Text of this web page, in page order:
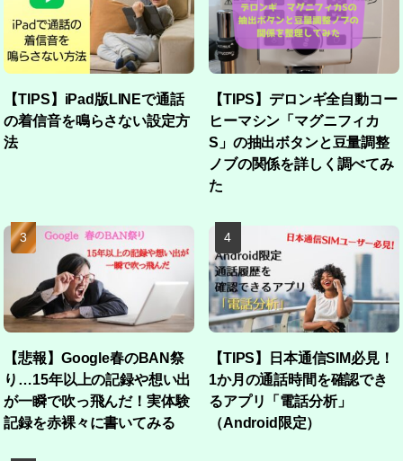
【TIPS】iPad版LINEで通話
の着信音を鳴らさない設定方
法
【TIPS】デロンギ全自動コー
ヒーマシン「マグニフィカ
S」の抽出ボタンと豆量調整
ノブの関係を詳しく調べてみ
た
【悲報】Google春のBAN祭
り…15年以上の記録や想い出
が一瞬で吹っ飛んだ！実体験
記録を赤裸々に書いてみる
【TIPS】日本通信SIM必見！
1か月の通話時間を確認でき
るアプリ「電話分析」
（Android限定）